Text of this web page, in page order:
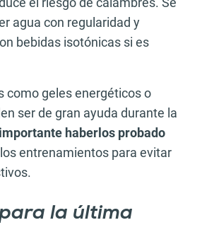
agua con regularidad y
bebidas isotónicas si es
como geles energéticos o
ser de gran ayuda durante la
haberlos probado
entrenamientos para evitar
la última